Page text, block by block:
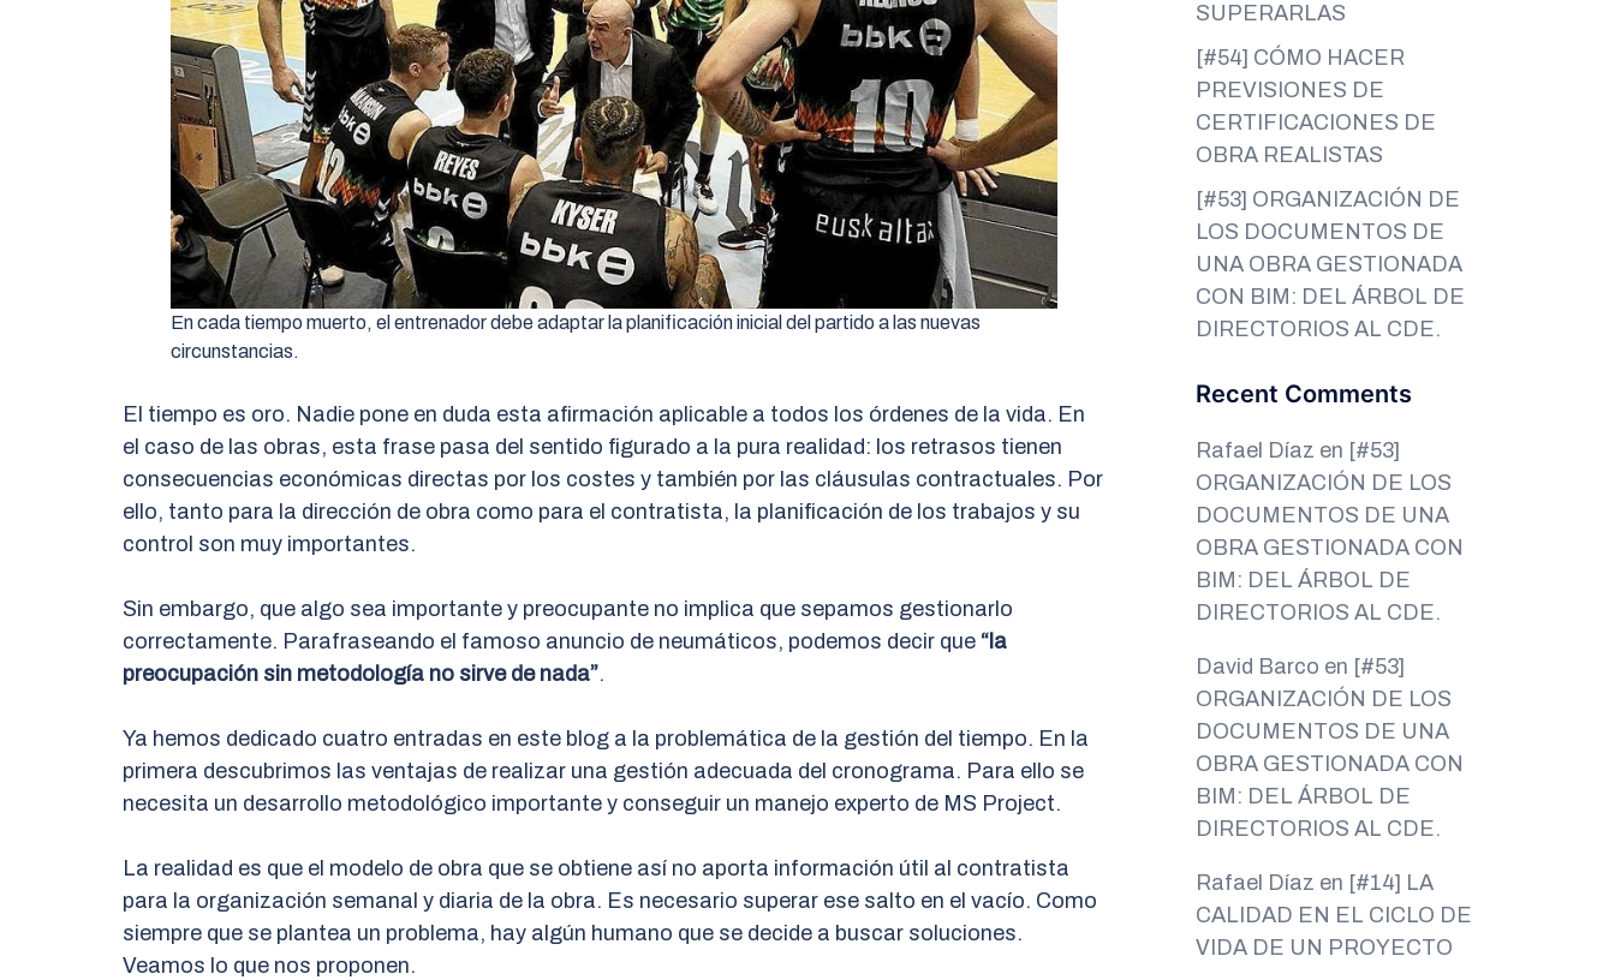
En cada tiempo muerto, el entrenador debe adaptar la planificación inicial del partido a las nuevas
circunstancias.
El tiempo es oro. Nadie pone en duda esta afirmación aplicable a todos los órdenes de la vida. En
el caso de las obras, esta frase pasa del sentido figurado a la pura realidad: los retrasos tienen
consecuencias económicas directas por los costes y también por las cláusulas contractuales. Por
ello, tanto para la dirección de obra como para el contratista, la planificación de los trabajos y su
control son muy importantes.
Sin embargo, que algo sea importante y preocupante no implica que sepamos gestionarlo
correctamente. Parafraseando el famoso anuncio de neumáticos, podemos decir que “la
preocupación sin metodología no sirve de nada”.
Ya hemos dedicado cuatro entradas en este blog a la problemática de la gestión del tiempo. En la
primera descubrimos las ventajas de realizar una gestión adecuada del cronograma. Para ello se
necesita un desarrollo metodológico importante y conseguir un manejo experto de MS Project.
La realidad es que el modelo de obra que se obtiene así no aporta información útil al contratista
para la organización semanal y diaria de la obra. Es necesario superar ese salto en el vacío. Como
siempre que se plantea un problema, hay algún humano que se decide a buscar soluciones.
Veamos lo que nos proponen.
SUPERARLAS
[#54] CÓMO HACER
PREVISIONES DE
CERTIFICACIONES DE
OBRA REALISTAS
[#53] ORGANIZACIÓN DE
LOS DOCUMENTOS DE
UNA OBRA GESTIONADA
CON BIM: DEL ÁRBOL DE
DIRECTORIOS AL CDE.
Recent Comments
Rafael Díaz en [#53]
ORGANIZACIÓN DE LOS
DOCUMENTOS DE UNA
OBRA GESTIONADA CON
BIM: DEL ÁRBOL DE
DIRECTORIOS AL CDE.
David Barco en [#53]
ORGANIZACIÓN DE LOS
DOCUMENTOS DE UNA
OBRA GESTIONADA CON
BIM: DEL ÁRBOL DE
DIRECTORIOS AL CDE.
Rafael Díaz en [#14] LA
CALIDAD EN EL CICLO DE
VIDA DE UN PROYECTO